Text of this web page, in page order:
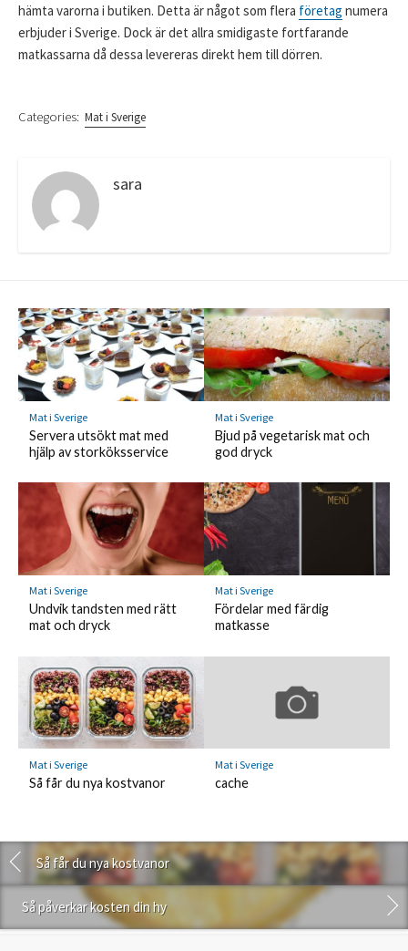
hämta varorna i butiken. Detta är något som flera företag numera
erbjuder i Sverige. Dock är det allra smidigaste fortfarande
matkassarna då dessa levereras direkt hem till dörren.
Categories: Mat i Sverige
sara
Mat i Sverige
Servera utsökt mat med
hjälp av storköksservice
Mat i Sverige
Bjud på vegetarisk mat och
god dryck
Mat i Sverige
Undvik tandsten med rätt
mat och dryck
Mat i Sverige
Fördelar med färdig
matkasse
Mat i Sverige
Så får du nya kostvanor
Mat i Sverige
cache
Så får du nya kostvanor
Så påverkar kosten din hy